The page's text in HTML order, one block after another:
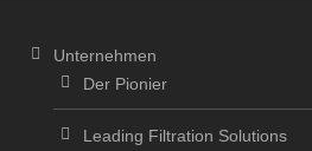
Unternehmen
Der Pionier
Leading Filtration Solutions